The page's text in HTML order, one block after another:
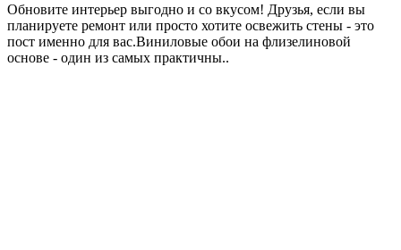
Обновите интерьер выгодно и со вкусом! Друзья, если вы
планируете ремонт или просто хотите освежить стены - это
пост именно для вас.Виниловые обои на флизелиновой
основе - один из самых практичны..